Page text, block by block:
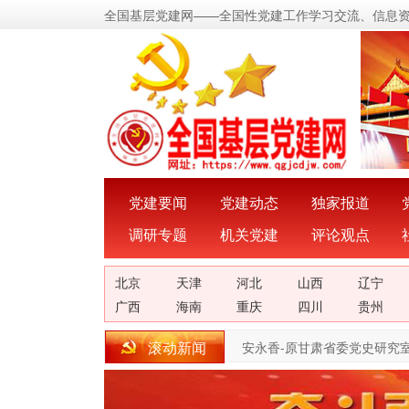
全国基层党建网——全国性党建工作学习交流、信息
党建要闻 党建动态 独家报道
调研专题
机关党建 评论观点
北京 天津 河北 山西
辽宁
广西
海南 重庆 四川 贵州
滚动新闻 安永香-原甘肃省委党史研究